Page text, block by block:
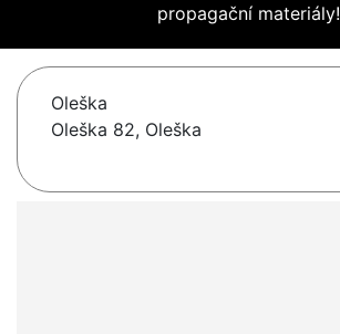
propagační materiály!
Oleška
Oleška 82, Oleška